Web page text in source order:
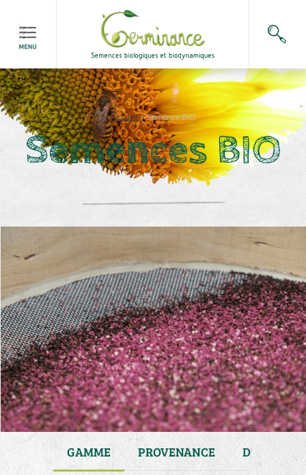
Accueil>Semence BIO
Semences BIO
GAMME PROVENANCE DURÉE DE